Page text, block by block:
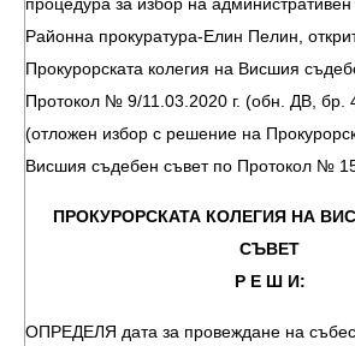
Районна прокуратура-Елин Пелин,
Прокурорската колегия на Висшия
Протокол № 9/11.03.2020 г. (обн. ДВ, бр.
(отложен избор с решение на
Висшия съдебен съвет по Протокол №
ПРОКУРОРСКАТА КОЛЕГИЯ НА
СЪВЕТ
Р Е Ш И:
ОПРЕДЕЛЯ дата за провеждане на